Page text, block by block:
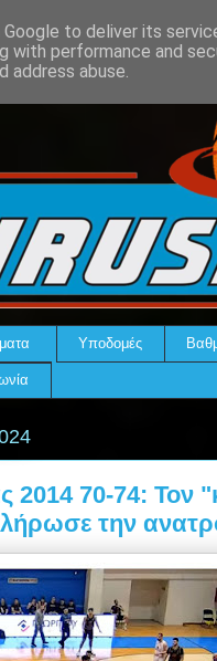
Υποδομές
2014 70-74: Τον
την
to deliver its
with performance and
abuse.